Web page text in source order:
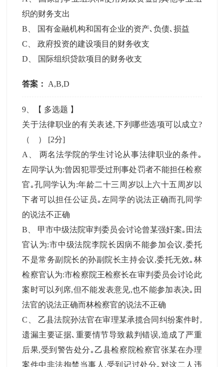
织的财务支出
B
国有金融机构和国有企业的资产､负债､损益
C 、政府投资的建设项目的财务收支
D
国际组织贷款项目的财务收支
答案： A,B,D
9 、【 多选题 】
关于法律职业的有关表述,下列哪些选项可以成立?
（ ） [2分]
A
两名法学院的学生讨论从事法律职业的条件｡
左同学认为:曾因犯罪受过刑事处罚者不能担任检察
官｡孔同学认为:年龄二十三周岁以上六十五周岁以
下者可以担任公证员｡左同学的说法正确而孔同学
的说法不正确
B
甲市中级法院审判委员会讨论曾某强奸案｡田法
官认为:市中级法院李院长因病不能参加会议,委托
不是常务副院长的孙副院长主持会议,委托无效｡林
检察官认为:市检察院王检察长在审判委员会讨论此
案时可以列席,但不能发表意见,也不能参加表决｡田
法官的说法正确而林检察官的说法不正确
C
乙县法院孙法官在审理某承揽合同纠纷案件时,
遗漏主要证据､重要情节导致裁判错误,造成了严重
后果,受到警告处分｡乙县检察院检察官张某在办理
案件中非法拘禁当事人,受到记过处分｡对这二人违